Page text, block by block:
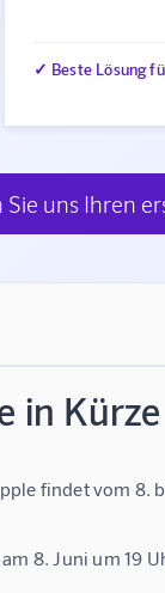
✓ Beste Lösung
Sie uns Ihren
in Kürze
findet vom 8.
8. Juni um 19